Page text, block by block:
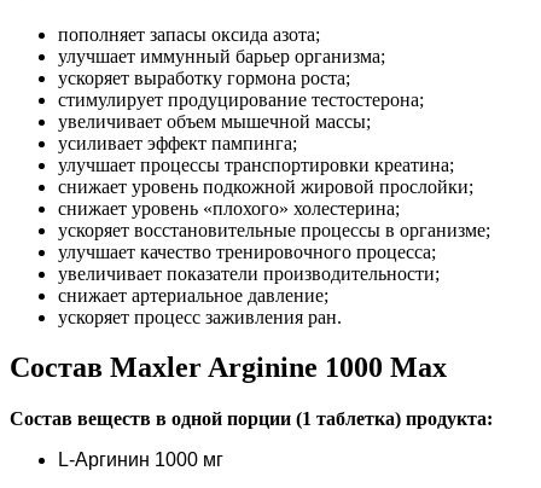
пополняет запасы оксида азота;
улучшает иммунный барьер организма;
ускоряет выработку гормона роста;
стимулирует продуцирование тестостерона;
увеличивает объем мышечной массы;
усиливает эффект пампинга;
улучшает процессы транспортировки креатина;
снижает уровень подкожной жировой прослойки;
снижает уровень «плохого» холестерина;
ускоряет восстановительные процессы в организме;
улучшает качество тренировочного процесса;
увеличивает показатели производительности;
снижает артериальное давление;
ускоряет процесс заживления ран.
Состав Maxler Arginine 1000 Max
Состав веществ в одной порции (1 таблетка) продукта:
L-Аргинин 1000 мг